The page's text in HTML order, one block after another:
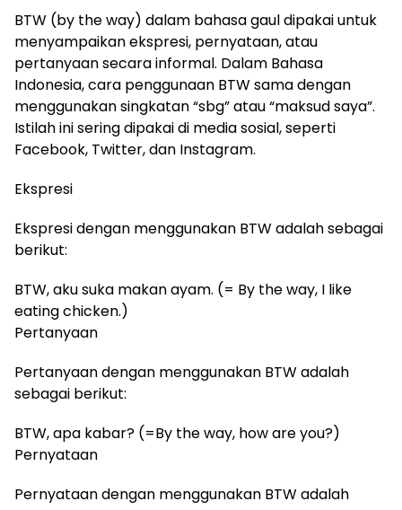
BTW (by the way) dalam bahasa gaul dipakai untuk
menyampaikan ekspresi, pernyataan, atau
pertanyaan secara informal. Dalam Bahasa
Indonesia, cara penggunaan BTW sama dengan
menggunakan singkatan “sbg” atau “maksud saya”.
Istilah ini sering dipakai di media sosial, seperti
Facebook, Twitter, dan Instagram.
Ekspresi
Ekspresi dengan menggunakan BTW adalah sebagai
berikut:
BTW, aku suka makan ayam. (= By the way, I like
eating chicken.)
Pertanyaan
Pertanyaan dengan menggunakan BTW adalah
sebagai berikut:
BTW, apa kabar? (=By the way, how are you?)
Pernyataan
Pernyataan dengan menggunakan BTW adalah